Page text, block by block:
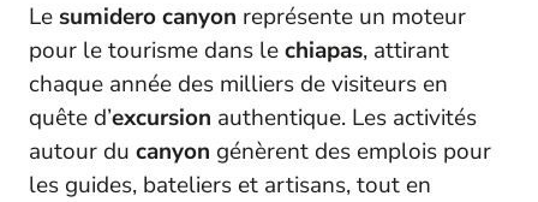
Le sumidero canyon représente un moteur
pour le tourisme dans lechiapas, attirant
chaque année des milliers de visiteurs en
quête d’excursion authentique. Les activités
autour du canyon génèrent des emplois pour
les guides, bateliers et artisans, tout en